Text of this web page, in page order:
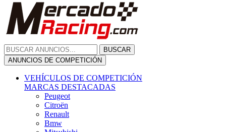
BUSCAR
ANUNCIOS DE COMPETICIÓN
VEHÍCULOS DE COMPETICIÓN
MARCAS DESTACADAS
Peugeot
Citroën
Renault
Bmw
Mitsubishi
Ford